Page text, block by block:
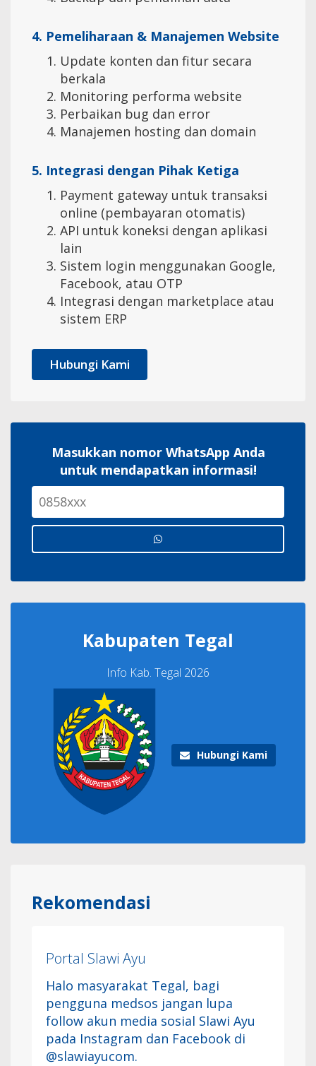
4. Pemeliharaan & Manajemen Website
Update konten dan fitur secara
berkala
Monitoring performa website
Perbaikan bug dan error
Manajemen hosting dan domain
5. Integrasi dengan Pihak Ketiga
Payment gateway untuk transaksi
online (pembayaran otomatis)
API untuk koneksi dengan aplikasi
lain
Sistem login menggunakan Google,
Facebook, atau OTP
Integrasi dengan marketplace atau
sistem ERP
Hubungi Kami
Masukkan nomor WhatsApp Anda
untuk mendapatkan informasi!
Kabupaten Tegal
Info Kab. Tegal 2026
Hubungi Kami
Rekomendasi
Portal Slawi Ayu
Halo masyarakat Tegal, bagi
pengguna medsos jangan lupa
follow akun media sosial Slawi Ayu
pada Instagram dan Facebook di
@slawiayucom.